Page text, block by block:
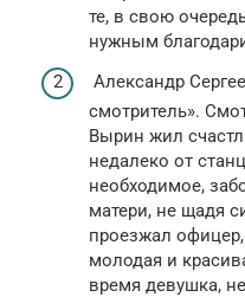
те, в свою
нужным
Александр
смотритель».
Вырин жил
недалеко от
необходимое,
матери, не щадя
проезжал
молодая и
время девушка,